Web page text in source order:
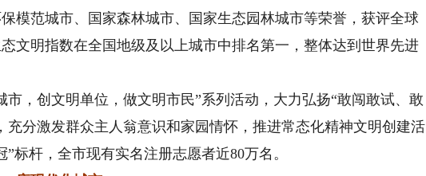
模范城市、国家森林城市、国家生态园林城市等荣誉，获评全球
文明指数在全国地级及以上城市中排名第一，整体达到世界先进
，创文明单位，做文明市民”系列活动，大力弘扬“敢闯敢试、敢
充分激发群众主人翁意识和家园情怀，推进常态化精神文明创建活
标杆，全市现有实名注册志愿者近80万名。